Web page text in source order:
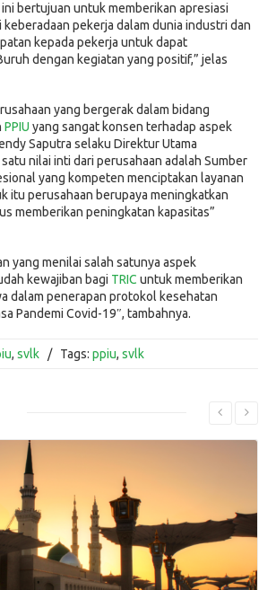
bertujuan untuk memberikan apresiasi
pekerja dalam dunia industri dan
kepada pekerja untuk dapat
dengan kegiatan yang positif,” jelas
yang bergerak dalam bidang
PPIU yang sangat konsen terhadap aspek
Saputra selaku Direktur Utama
nilai inti dari perusahaan adalah Sumber
yang kompeten menciptakan layanan
itu perusahaan berupaya meningkatkan
memberikan peningkatan kapasitas”
yang menilai salah satunya aspek
kewajiban bagi TRIC untuk memberikan
dalam penerapan protokol kesehatan
Pandemi Covid-19″, tambahnya.
, svlk / Tags: ppiu, svlk
Read More